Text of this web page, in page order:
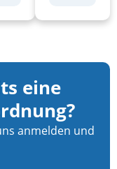
eine
anmelden und